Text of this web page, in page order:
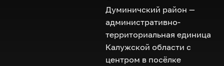
Думиничский район —
административно-
территориальная единица
Калужской области с
центром в посёлке